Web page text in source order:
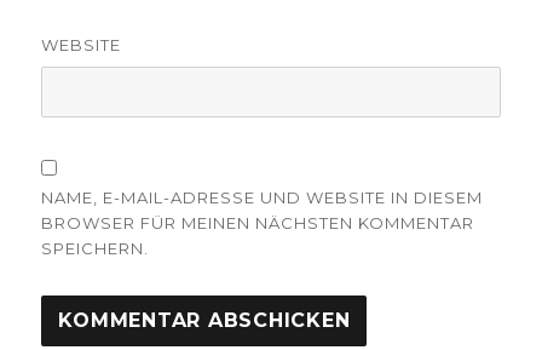
WEBSITE
NAME, E-MAIL-ADRESSE UND WEBSITE IN DIESEM
BROWSER FÜR MEINEN NÄCHSTEN KOMMENTAR
SPEICHERN.